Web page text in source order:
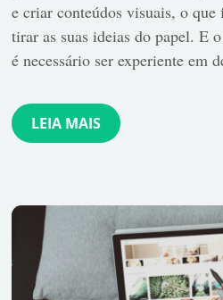
e criar conteúdos visuais, o
tirar as suas ideias do papel. E
é necessário ser experiente em
LEIA MAIS